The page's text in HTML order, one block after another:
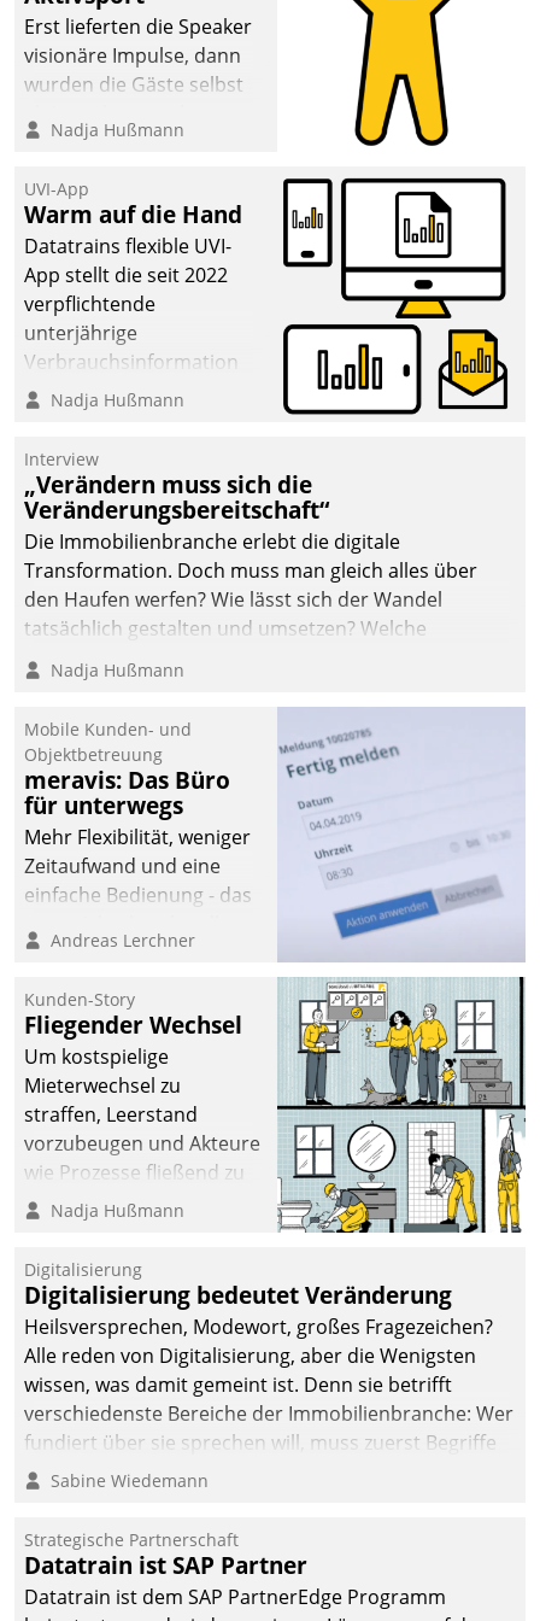
anspruchsvollen
Aufgaben und
abnehmendem
Erst lieferten die Speaker
visionäre Impulse, dann
wurden die Gäste selbst
methodisch
Quartier. Dazwischen
zeigte Datatrain, was es
Neues zu bieten hat.
Nadja Hußmann
UVI-App
Warm auf die Hand
Datatrains flexible UVI-
App stellt die seit 2022
verpflichtende
unterjährige
Verbrauchsinformation
schnell, zuverlässig und
Die monatlichen
Mitteilungen zum
Heizungs- und
Wasserverbrauch gehen
automatisiert, vollständig
und auf Wunsch über
mehrere zuvor
Kommunikationswege bei
Nadja Hußmann
Interview
„Verändern muss sich die
Veränderungsbereitschaft“
Die Immobilienbranche erlebt die digitale
Transformation. Doch muss man gleich alles über
den Haufen werfen? Wie lässt sich der Wandel
tatsächlich gestalten und umsetzen? Welche
Argumente zählen wirklich?
Nadja Hußmann
Mobile Kunden- und
Objektbetreuung
meravis: Das Büro
für unterwegs
Mehr Flexibilität, weniger
Zeitaufwand und eine
einfache Bedienung - das
Cockpit für mobile
Datatrain. Die meravis
Wohnungsbau- und
Immobilien GmbH hat
sich dabei für den Betrieb
der Lösung über die SAP
Cloud Platform
entschieden - als erstes
Unternehmen am
Andreas Lerchner
Kunden-Story
Fliegender Wechsel
Um kostspielige
Mieterwechsel zu
straffen, Leerstand
vorzubeugen und Akteure
wie Prozesse fließend zu
vernetzen, nutzt die
Jahresbeginn eine
Überblick, Einsicht und
Eingriff bietende Lösung.
Zur Entwicklung setzte
man auf
Cloudtechnologie,
bewährte und Startup-
agile Projektmethoden.
Nadja Hußmann
Digitalisierung
Digitalisierung bedeutet Veränderung
Heilsversprechen, Modewort, großes Fragezeichen?
Alle reden von Digitalisierung, aber die Wenigsten
wissen, was damit gemeint ist. Denn sie betrifft
verschiedenste Bereiche der Immobilienbranche: Wer
fundiert über sie sprechen will, muss zuerst Begriffe
klären. Ein Aspekt ist die betriebliche Optimierung:
Einsparungen durch optimierte und automatisierte
Prozesse. Doch man darf nicht zu viel erwarten: Allein
mit der Einführung einer neuen Software ist es nicht
Sabine Wiedemann
Strategische Partnerschaft
Datatrain ist SAP Partner
Datatrain ist dem SAP PartnerEdge Programm